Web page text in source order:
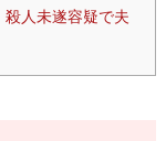
人未遂容疑で夫